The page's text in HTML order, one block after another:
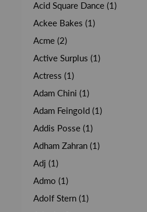
Acid Square Dance (1)
Ackee Bakes (1)
Acme (2)
Active Surplus (1)
Actress (1)
Adam Chini (1)
Adam Feingold (1)
Addis Posse (1)
Adham Zahran (1)
Adj (1)
Admo (1)
Adolf Stern (1)